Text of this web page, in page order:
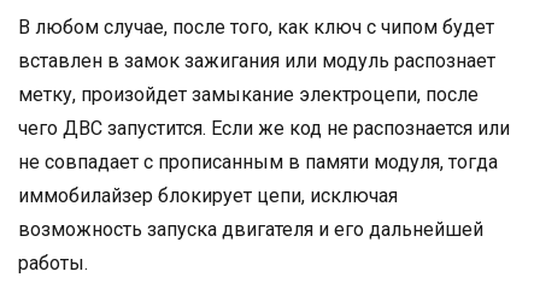
В любом случае, после того, как ключ с чипом будет
вставлен в замок зажигания или модуль распознает
метку, произойдет замыкание электроцепи, после
чего ДВС запустится. Если же код не распознается или
не совпадает с прописанным в памяти модуля, тогда
иммобилайзер блокирует цепи, исключая
возможность запуска двигателя и его дальнейшей
работы.